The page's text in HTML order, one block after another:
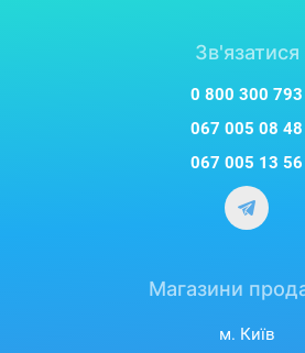
Зв'язатися
0 800 300 793
067 005 08 48
067 005 13 56
Магазини
м. Київ